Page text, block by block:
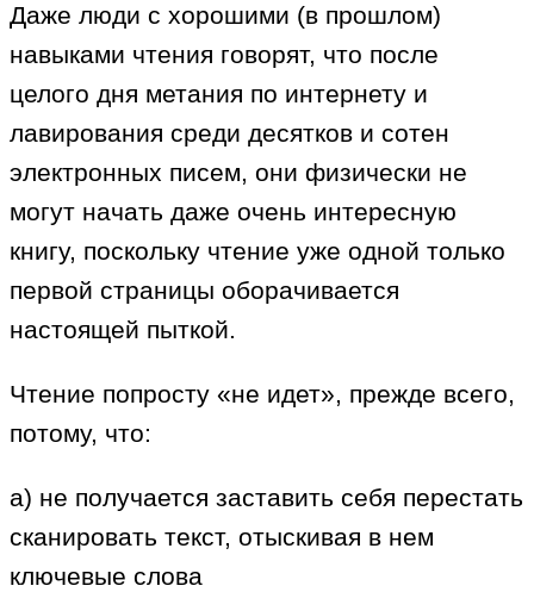
Даже люди с хорошими (в прошлом)
навыками чтения говорят, что после
целого дня метания по интернету и
лавирования среди десятков и сотен
электронных писем, они физически не
могут начать даже очень интересную
книгу, поскольку чтение уже одной только
первой страницы оборачивается
настоящей пыткой.
Чтение попросту «не идет», прежде всего,
потому, что:
а) не получается заставить себя перестать
сканировать текст, отыскивая в нем
ключевые слова